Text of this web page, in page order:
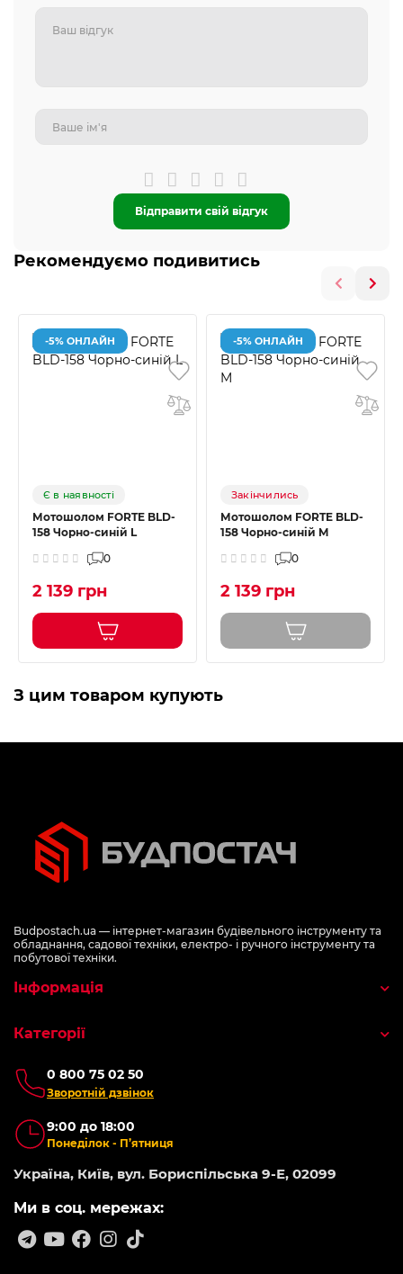
Відправити свій відгук
Рекомендуємо подивитись
-5% ОНЛАЙН
Є в наявності
Мотошолом FORTE BLD-
158 Чорно-синій L
0
2 139 грн
-5% ОНЛАЙН
Закінчились
Мотошолом FORTE BLD-
158 Чорно-синій M
0
2 139 грн
З цим товаром купують
Budpostach.ua — інтернет-магазин будівельного інструменту та
обладнання, садової техніки, електро- і ручного інструменту та
побутової техніки.
0 800 75 02 50
Зворотній дзвінок
9:00 до 18:00
Понеділок - П’ятниця
Україна, Київ, вул. Бориспільська 9-Е, 02099
Ми в соц. мережах:
Інформація
Категорії